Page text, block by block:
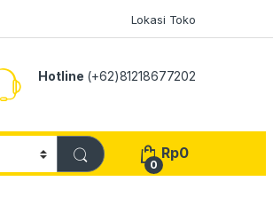
Lokasi Toko
Hotline (+62)81218677202
0
Rp0